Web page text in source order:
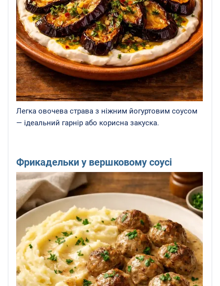
Легка овочева страва з ніжним йогуртовим соусом
— ідеальний гарнір або корисна закуска.
Фрикадельки у вершковому соусі